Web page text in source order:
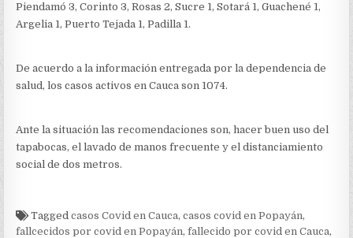
Piendamó 3, Corinto 3, Rosas 2, Sucre 1, Sotará 1, Guachené 1,
Argelia 1, Puerto Tejada 1, Padilla 1.
De acuerdo a la información entregada por la dependencia de
salud, los casos activos en Cauca son 1074.
Ante la situación las recomendaciones son, hacer buen uso del
tapabocas, el lavado de manos frecuente y el distanciamiento
social de dos metros.
Taggedcasos Covid en Cauca,casos covid en Popayán,
fallcecidos por covid en Popayán,fallecido por covid en Cauca,